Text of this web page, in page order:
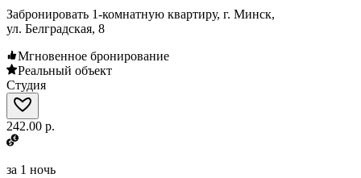
Забронировать 1-комнатную квартиру, г. Минск,
ул. Белградская, 8
Мгновенное бронирование
Реальный объект
Студия
242.00 р.
за 1 ночь